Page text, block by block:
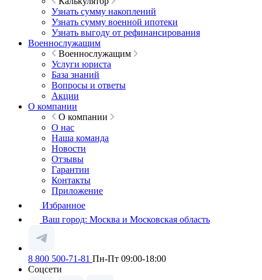
Узнать сумму накоплений
Узнать сумму военной ипотеки
Узнать выгоду от рефинансирования
Военнослужащим
Военнослужащим
Услуги юриста
База знаний
Вопросы и ответы
Акции
О компании
О компании
О нас
Наша команда
Новости
Отзывы
Гарантии
Контакты
Приложение
Избранное
Ваш город: Москва и Московская область
8 800 500-71-81 Пн-Пт 09:00-18:00
Соцсети